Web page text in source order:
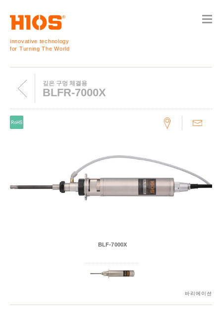
innovative technology
for Turning The World
깊은 구멍 체결용
BLFR-7000X
바리에이션
BLF-7000X